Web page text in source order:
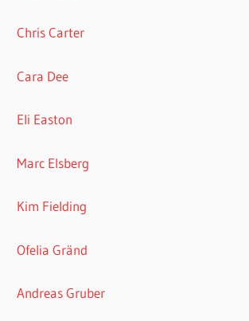
Chris Carter
Cara Dee
Eli Easton
Marc Elsberg
Kim Fielding
Ofelia Gränd
Andreas Gruber